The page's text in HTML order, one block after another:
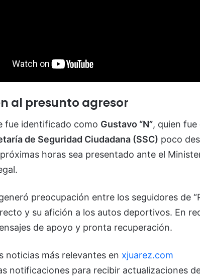
al presunto agresor
fue identificado como Gustavo “N”, quien fue
de Seguridad Ciudadana (SSC) poco
horas sea presentado ante el
preocupación entre los seguidores de
y su afición a los autos deportivos. En
de apoyo y pronta recuperación.
noticias más relevantes en xjuarez.com
notificaciones para recibir actualizaciones